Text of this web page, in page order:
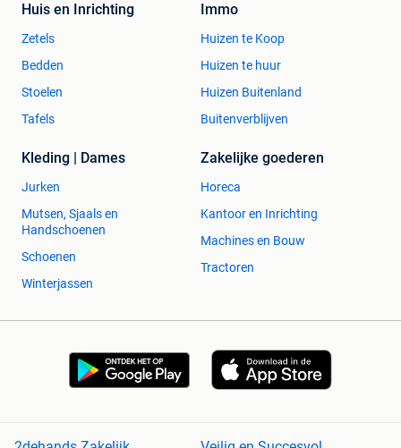
Huis en Inrichting
Zetels
Bedden
Stoelen
Tafels
Immo
Huizen te Koop
Huizen te huur
Huizen Buitenland
Buitenverblijven
Kleding | Dames
Jurken
Mutsen, Sjaals en
Handschoenen
Schoenen
Winterjassen
Zakelijke goederen
Horeca
Kantoor en Inrichting
Machines en Bouw
Tractoren